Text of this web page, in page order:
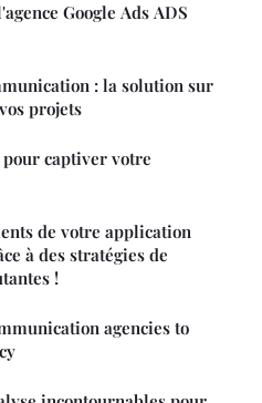
Google Ads ADS
: la solution sur
projets
captiver votre
de votre application
à des stratégies de
!
agencies to